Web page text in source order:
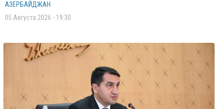
АЗЕРБАЙДЖАН
05 Августа 2026 - 19:30